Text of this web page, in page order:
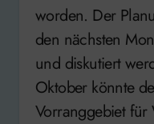
worden. Der
den nächsten
und diskutiert
Oktober könnte
Vorranggebiet